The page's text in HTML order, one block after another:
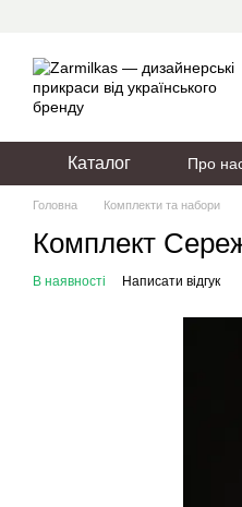
Каталог Про
Головна Комплекти та набори
Комплект
В наявності Написати відгук